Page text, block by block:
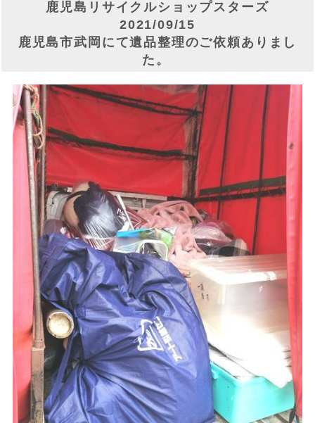
鹿児島リサイクルショップスターズ
2021/09/15
鹿児島市武岡にて遺品整理のご依頼ありまし
た。